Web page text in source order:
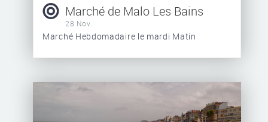
Marché de Malo Les Bains
28 Nov.
Marché Hebdomadaire le mardi Matin